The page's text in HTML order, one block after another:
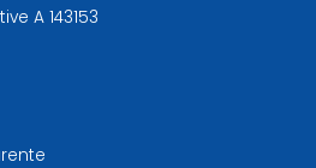
A 143153